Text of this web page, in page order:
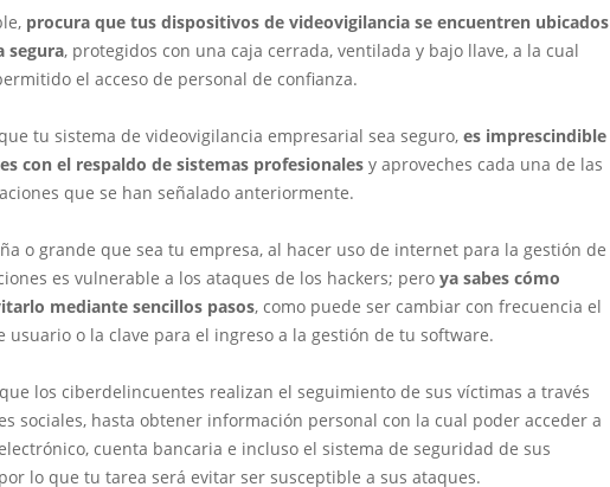
procura que tus dispositivos de videovigilancia se encuentren ubicados
segura, protegidos con una caja cerrada, ventilada y bajo llave, a la cual
el acceso de personal de confianza.
tu sistema de videovigilancia empresarial sea seguro, es imprescindible
con el respaldo de sistemas profesionales y aproveches cada una de las
que se han señalado anteriormente.
o grande que sea tu empresa, al hacer uso de internet para la gestión de
es vulnerable a los ataques de los hackers; pero ya sabes cómo
mediante sencillos pasos, como puede ser cambiar con frecuencia el
usuario o la clave para el ingreso a la gestión de tu software.
los ciberdelincuentes realizan el seguimiento de sus víctimas a través
sociales, hasta obtener información personal con la cual poder acceder a
cuenta bancaria e incluso el sistema de seguridad de sus
lo que tu tarea será evitar ser susceptible a sus ataques.